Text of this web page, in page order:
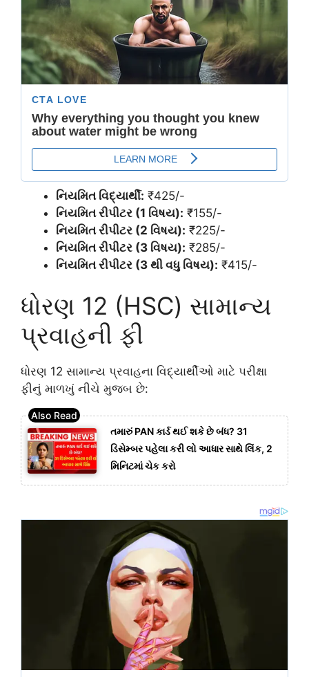
નિયમિત વિદ્યાર્થી: ₹425/-
નિયમિત રીપીટર (1 વિષય): ₹155/-
નિયમિત રીપીટર (2 વિષય): ₹225/-
નિયમિત રીપીટર (3 વિષય): ₹285/-
નિયમિત રીપીટર (3 થી વધુ વિષય): ₹415/-
ધોરણ 12 (HSC) સામાન્ય
પ્રવાહની ફી
ધોરણ 12 સામાન્ય પ્રવાહના વિદ્યાર્થીઓ માટે પરીક્ષા
ફીનું માળખું નીચે મુજબ છે:
તમારું PAN કાર્ડ થઈ શકે છે બંધ? 31
ડિસેમ્બર પહેલા કરી લો આધાર સાથે લિંક, 2
મિનિટમાં ચેક કરો